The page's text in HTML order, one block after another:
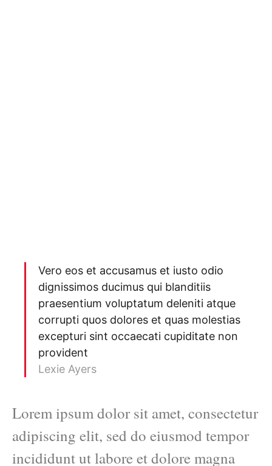
Vero eos et accusamus et iusto odio
dignissimos ducimus qui blanditiis
praesentium voluptatum deleniti atque
corrupti quos dolores et quas molestias
excepturi sint occaecati cupiditate non
provident
Lexie Ayers
Lorem ipsum dolor sit amet, consectetur
adipiscing elit, sed do eiusmod tempor
incididunt ut labore et dolore magna